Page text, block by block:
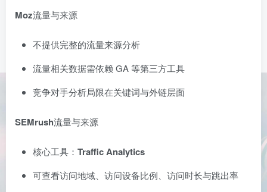
Moz流量与来源
不提供完整的流量来源分析
流量相关数据需依赖 GA 等第三方工具
竞争对手分析局限在关键词与外链层面
SEMrush流量与来源
核心工具： Traffic Analytics
可查看访问地域、访问设备比例、访问时长与跳出率